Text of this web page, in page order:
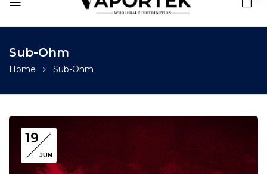
Sub-Ohm
Home Sub-Ohm
19
JUN